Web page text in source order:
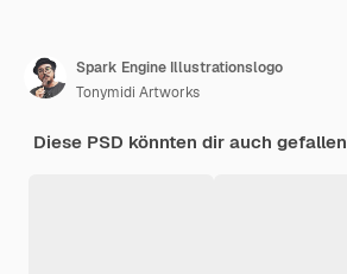
Spark Engine Illustrationslogo
Tonymidi Artworks
Diese PSD könnten dir auch gefallen